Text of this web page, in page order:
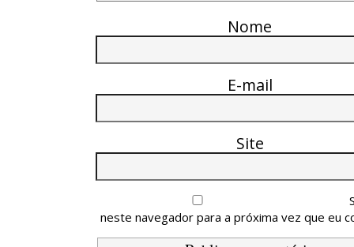
Nome
E-mail
Site
neste navegador para a próxima vez que eu